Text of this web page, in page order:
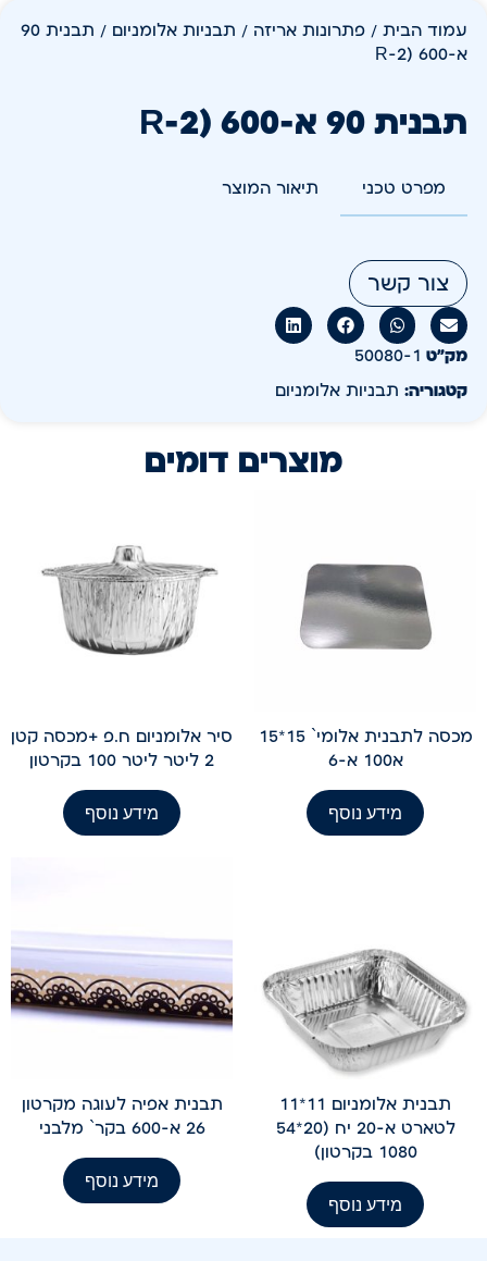
עמוד הבית / פתרונות אריזה / תבניות אלומניום
/ תבנית 90
א-600 (R-2ׂ
תבנית 90 א-600 (R-2ׂ
מפרט טכני תיאור המוצר
צור קשר
מק״ט 50080-1
קטגוריה: תבניות אלומניום
מוצרים דומים
מכסה לתבנית אלומי` 15*15
א100 א-6
מידע נוסף
סיר אלומניום ח.פ +מכסה קטן
2 ליטר ליטר 100 בקרטון
מידע נוסף
תבנית אלומניום 11*11
לטארט א-20 יח (20*54
1080 בקרטון)
מידע נוסף
תבנית אפיה לעוגה מקרטון
26 א-600 בקר` מלבני
מידע נוסף